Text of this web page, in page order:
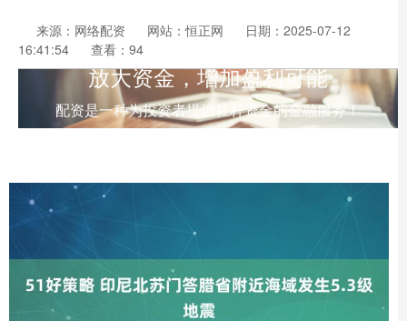
来源：网络配资 网站：恒正网
日期：2025-07-12
16:41:54
查看：94
放大资金，增加盈利可能
配资是一种为投资者提供杠杆资金的金融服务！